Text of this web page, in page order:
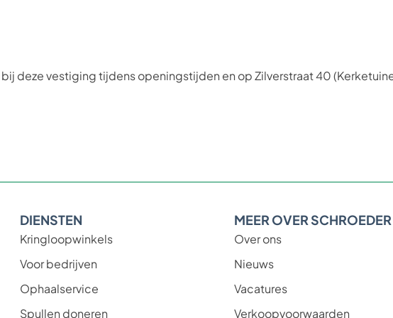
deze vestiging tijdens openingstijden en op Zilverstraat 40
DIENSTEN
Kringloopwinkels
Voor bedrijven
Ophaalservice
Spullen doneren
MEER OVER SCHROEDER
Over ons
Nieuws
Vacatures
Verkoopvoorwaarden